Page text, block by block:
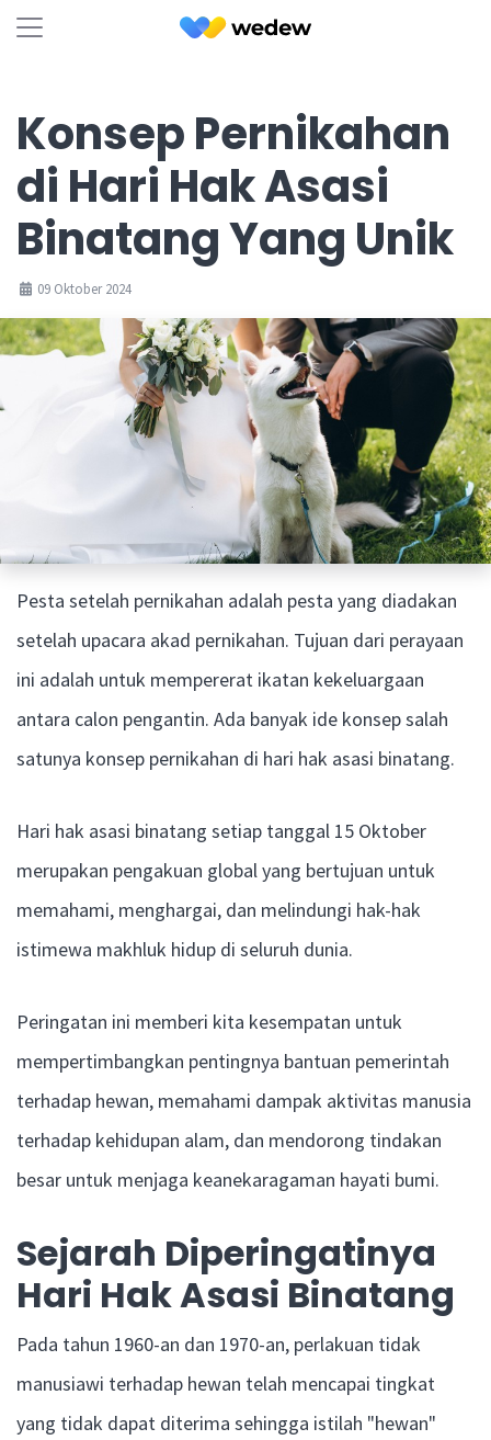
Konsep Pernikahan
di Hari Hak Asasi
Binatang Yang Unik
09 Oktober 2024
Pesta setelah pernikahan adalah pesta yang diadakan
setelah upacara akad pernikahan. Tujuan dari perayaan
ini adalah untuk mempererat ikatan kekeluargaan
antara calon pengantin. Ada banyak ide konsep salah
satunya konsep pernikahan di hari hak asasi binatang.
Hari hak asasi binatang setiap tanggal 15 Oktober
merupakan pengakuan global yang bertujuan untuk
memahami, menghargai, dan melindungi hak-hak
istimewa makhluk hidup di seluruh dunia.
Peringatan ini memberi kita kesempatan untuk
mempertimbangkan pentingnya bantuan pemerintah
terhadap hewan, memahami dampak aktivitas manusia
terhadap kehidupan alam, dan mendorong tindakan
besar untuk menjaga keanekaragaman hayati bumi.
Sejarah Diperingatinya
Hari Hak Asasi Binatang
Pada tahun 1960-an dan 1970-an, perlakuan tidak
manusiawi terhadap hewan telah mencapai tingkat
yang tidak dapat diterima sehingga istilah "hewan"